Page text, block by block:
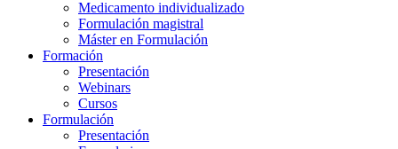
Medicamento individualizado
Formulación magistral
Máster en Formulación
Formación
Presentación
Webinars
Cursos
Formulación
Presentación